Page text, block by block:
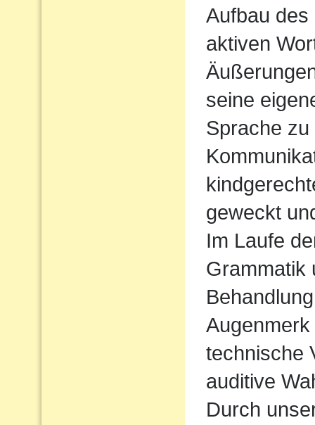
Aufbau
aktiven
seine
Sprache
geweckt
Im Laufe
Grammatik
technische
auditive
Durch